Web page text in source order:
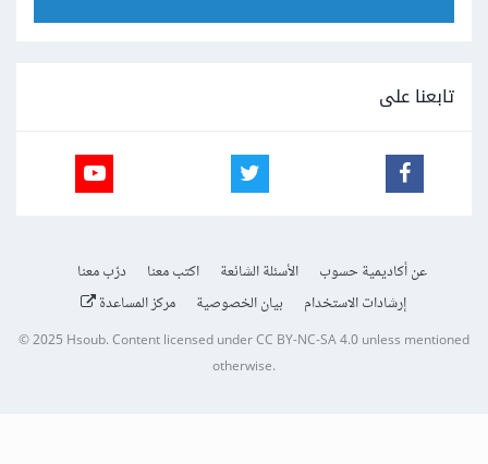
تابعنا على
عن أكاديمية حسوب الأسئلة الشائعة اكتب معنا
درّب معنا
إرشادات الاستخدام
بيان الخصوصية مركز المساعدة
© 2025 Hsoub.Content licensed underCC BY-NC-SA 4.0unless mentioned
otherwise.